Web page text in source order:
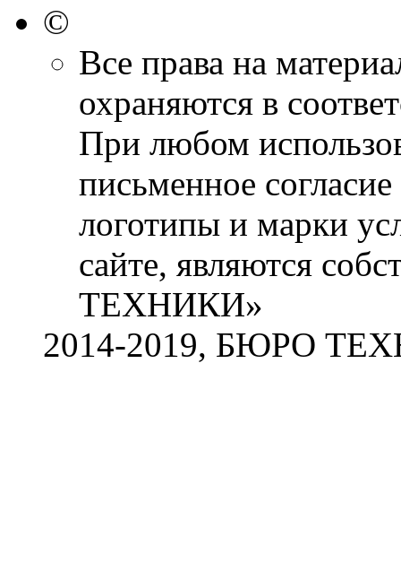
©
Все права на
охраняются в
При любом
письменное
логотипы и марки
сайте, являются
ТЕХНИКИ»
2014-2019, БЮРО